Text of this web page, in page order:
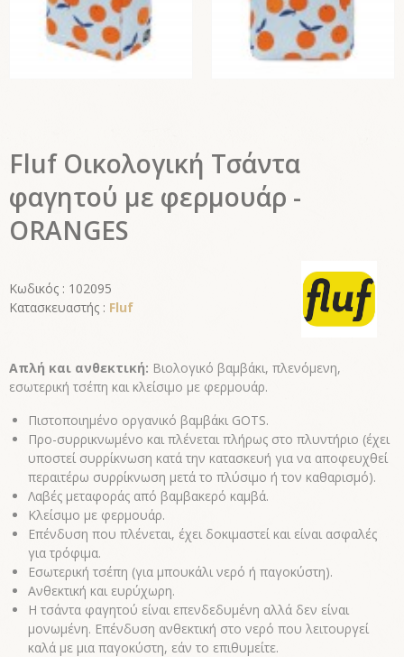
Fluf Οικολογική Τσάντα
φαγητού με φερμουάρ -
ORANGES
Κωδικός : 102095
Κατασκευαστής : Fluf
Απλή και ανθεκτική: Βιολογικό βαμβάκι, πλενόμενη,
εσωτερική τσέπη και κλείσιμο με φερμουάρ.
Πιστοποιημένο οργανικό βαμβάκι GOTS.
Προ-συρρικνωμένο και πλένεται πλήρως στο πλυντήριο (έχει
υποστεί συρρίκνωση κατά την κατασκευή για να αποφευχθεί
περαιτέρω συρρίκνωση μετά το πλύσιμο ή τον καθαρισμό).
Λαβές μεταφοράς από βαμβακερό καμβά.
Κλείσιμο με φερμουάρ.
Επένδυση που πλένεται, έχει δοκιμαστεί και είναι ασφαλές
για τρόφιμα.
Εσωτερική τσέπη (για μπουκάλι νερό ή παγοκύστη).
Ανθεκτική και ευρύχωρη.
Η τσάντα φαγητού είναι επενδεδυμένη αλλά δεν είναι
μονωμένη. Επένδυση ανθεκτική στο νερό που λειτουργεί
καλά με μια παγοκύστη, εάν το επιθυμείτε.